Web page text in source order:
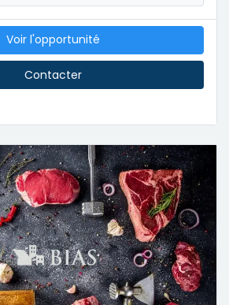
Voir l'opportunité
Contacter